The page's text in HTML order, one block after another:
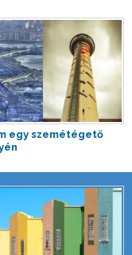
egy szemétégető